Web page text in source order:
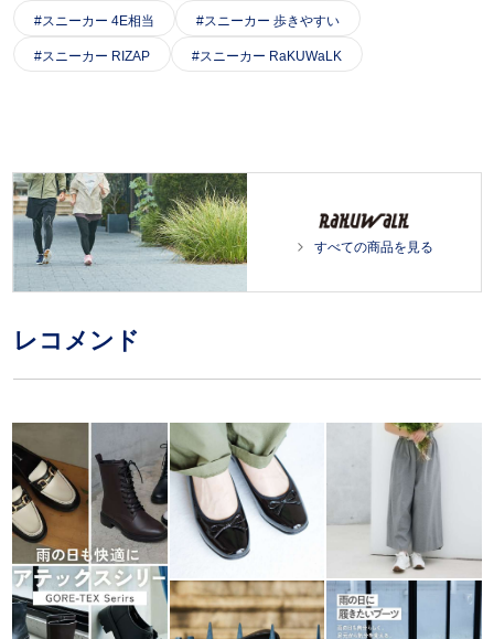
スニーカー 4E相当 スニーカー 歩きやすい
スニーカー RIZAP スニーカー RaKUWaLK
すべての商品を見る
レコメンド